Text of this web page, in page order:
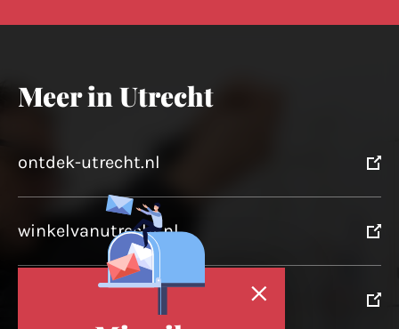
Meer in Utrecht
ontdek-utrecht.nl
winkelvanutrecht.nl